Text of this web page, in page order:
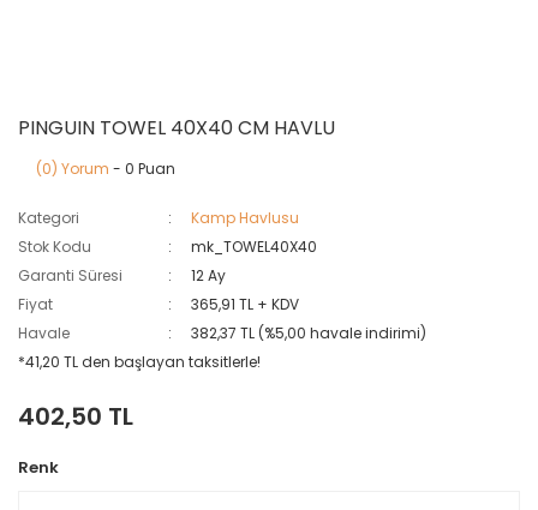
PINGUIN TOWEL 40X40 CM HAVLU
(0) Yorum - 0 Puan
Kategori
Kamp Havlusu
Stok Kodu
mk_TOWEL40X40
Garanti Süresi
12 Ay
Fiyat
365,91 TL + KDV
Havale
382,37 TL (%5,00 havale indirimi)
*41,20 TL den başlayan taksitlerle!
402,50 TL
Renk